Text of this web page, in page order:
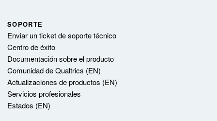
SOPORTE
Enviar un ticket de soporte técnico
Centro de éxito
Documentación sobre el producto
Comunidad de Qualtrics (EN)
Actualizaciones de productos (EN)
Servicios profesionales
Estados (EN)